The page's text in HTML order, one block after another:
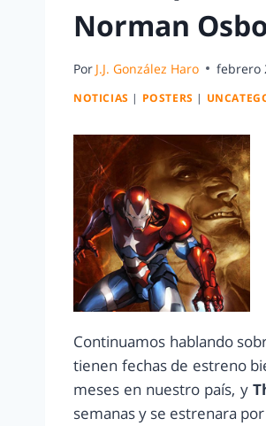
Norman
Por J.J. González Haro febrero
NOTICIAS | POSTERS |
Continuamos hablando
tienen fechas de estreno
meses en nuestro país, y
semanas y se estrenara